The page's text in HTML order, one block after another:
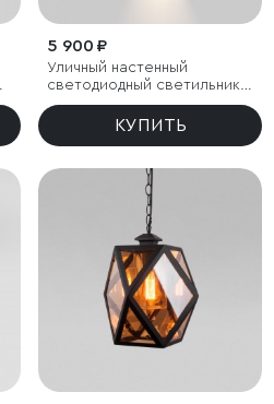
5 900 ₽
Уличный настенный
светодиодный светильник
Techno LED IP54 с
регулировкой лучей
КУПИТЬ